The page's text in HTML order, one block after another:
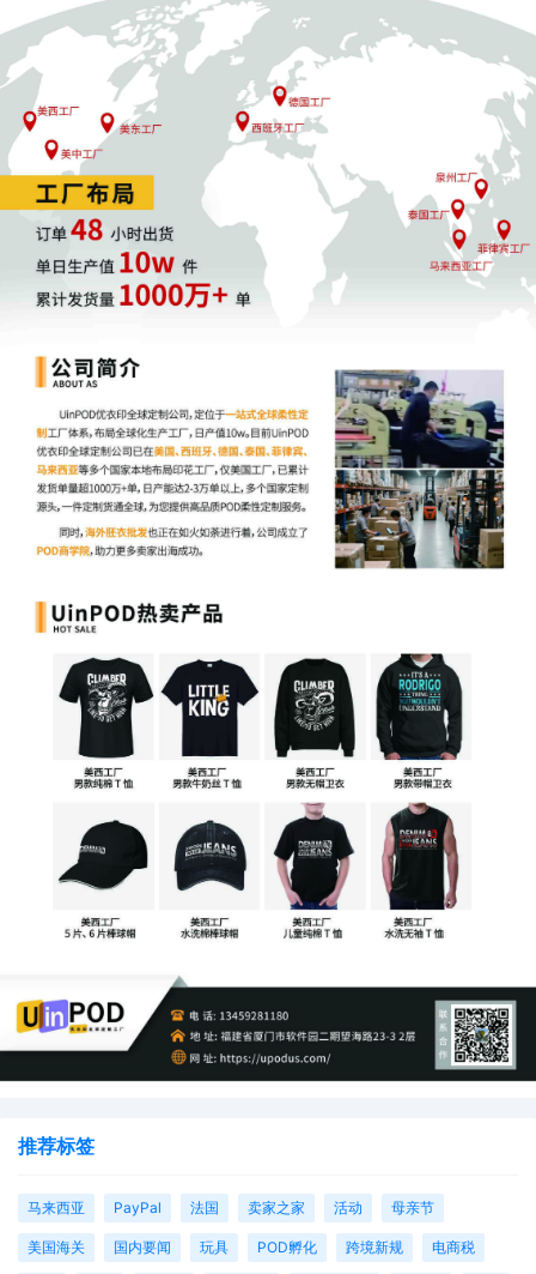
及时排查，保障销售安全
此次美国外观专利的集中下证，给跨境电商卖家们上了一堂生动的
知识产权课。卖家们在追求销售业绩的同时，一定要重视产品的知
言与专业人士沟通，他们可以帮助您准确且全面地排查侵权风险，
保障销售无忧。
总之，在跨境电商的道路上，只有紧跟知识产权保护的步伐，合理
利用POD等创新模式和工具，才能在激烈的市场竞争中立于不败之
推荐标签
马来西亚 PayPal 法国 卖家之家 活动 母亲节
美国海关 国内要闻 玩具 POD孵化 跨境新规 电商税